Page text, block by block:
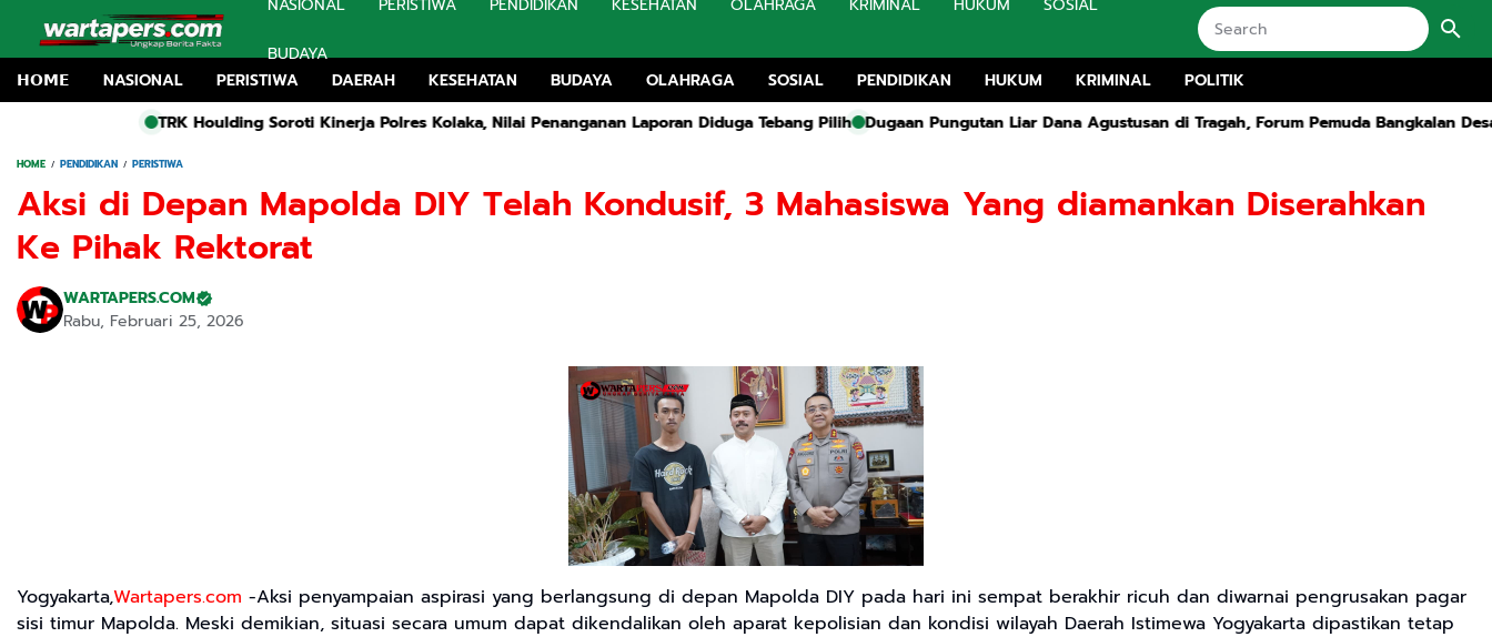
BUDAYA
𝗛𝗢𝗠𝗘
NASIONAL PERISTIWA DAERAH KESEHATAN BUDAYA OLAHRAGA SOSIAL PENDIDIKAN HUKUM KRIMINAL
POLITIK
Houlding Soroti Kinerja Polres Kolaka, Nilai Penanganan Laporan Diduga Tebang Pilih Dugaan Pungutan Liar Dana Agustusan di Tragah, Forum Pemuda Bangkalan Desak Dinas Pendidikan
HOME PENDIDIKAN PERISTIWA
Aksi di Depan Mapolda DIY Telah Kondusif, 3 Mahasiswa Yang diamankan Diserahkan
Ke Pihak Rektorat
WARTAPERS.COM
Rabu, Februari 25, 2026
Yogyakarta,Wartapers.com -Aksi penyampaian aspirasi yang berlangsung di depan Mapolda DIY pada hari ini sempat berakhir ricuh dan diwarnai pengrusakan pagar
sisi timur Mapolda. Meski demikian, situasi secara umum dapat dikendalikan oleh aparat kepolisian dan kondisi wilayah Daerah Istimewa Yogyakarta dipastikan tetap